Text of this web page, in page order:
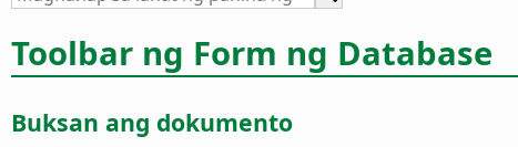
Toolbar ng Form ng Database
Buksan ang dokumento